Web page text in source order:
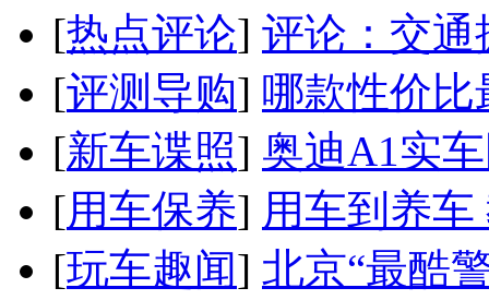
[热点评论] 评论：交通
[评测导购] 哪款性价比
[新车谍照] 奥迪A1实
[用车保养] 用车到养
[玩车趣闻] 北京“最酷